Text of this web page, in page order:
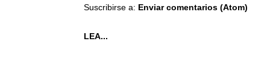
Suscribirse a: Enviar comentarios (Atom)
LEA...